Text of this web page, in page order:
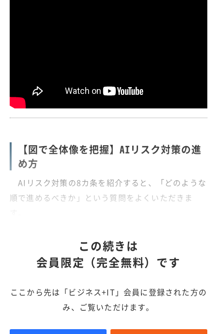
【図で全体像を把握】AIリスク対策の進
め方
AIリスク対策の8カ条を紹介すると、「どのような
順で進めるべきか」という質問をよくいただきま
この続きは
会員限定（完全無料）です
ここから先は「ビジネス+IT」会員に登録された方の
み、ご覧いただけます。